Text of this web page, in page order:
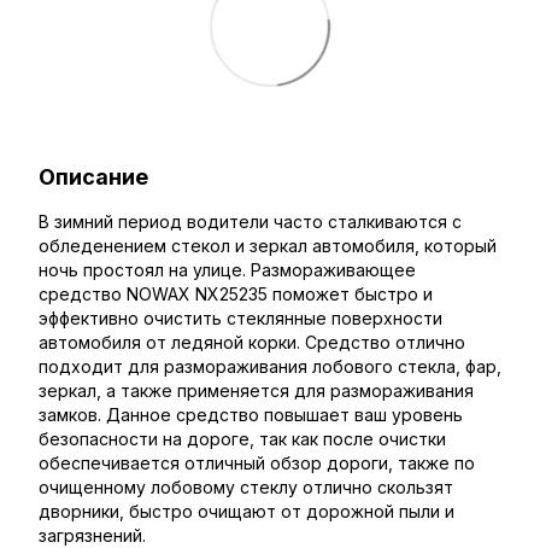
Описание
В зимний период водители часто сталкиваются с
обледенением стекол и зеркал автомобиля, который
ночь простоял на улице. Размораживающее
средство NOWAX NX25235 поможет быстро и
эффективно очистить стеклянные поверхности
автомобиля от ледяной корки. Средство отлично
подходит для размораживания лобового стекла, фар,
зеркал, а также применяется для размораживания
замков. Данное средство повышает ваш уровень
безопасности на дороге, так как после очистки
обеспечивается отличный обзор дороги, также по
очищенному лобовому стеклу отлично скользят
дворники, быстро очищают от дорожной пыли и
загрязнений.